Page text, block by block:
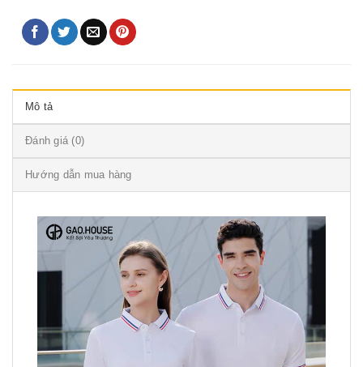
Mô tả
Đánh giá (0)
Hướng dẫn mua hàng